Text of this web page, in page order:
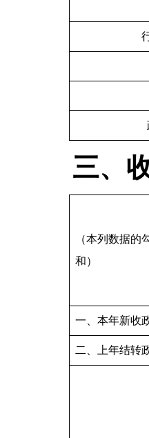
三、
（本列数据
和）
一、本年新收
二、上年结转